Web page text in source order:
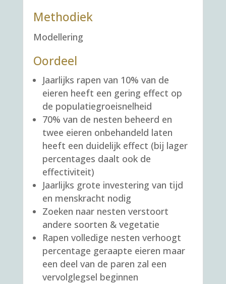
Methodiek
Modellering
Oordeel
Jaarlijks rapen van 10% van de
eieren heeft een gering effect op
de populatiegroeisnelheid
70% van de nesten beheerd en
twee eieren onbehandeld laten
heeft een duidelijk effect (bij lager
percentages daalt ook de
effectiviteit)
Jaarlijks grote investering van tijd
en menskracht nodig
Zoeken naar nesten verstoort
andere soorten & vegetatie
Rapen volledige nesten verhoogt
percentage geraapte eieren maar
een deel van de paren zal een
vervolglegsel beginnen